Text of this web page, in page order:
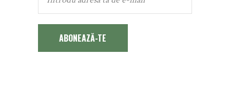
ABONEAZĂ-TE